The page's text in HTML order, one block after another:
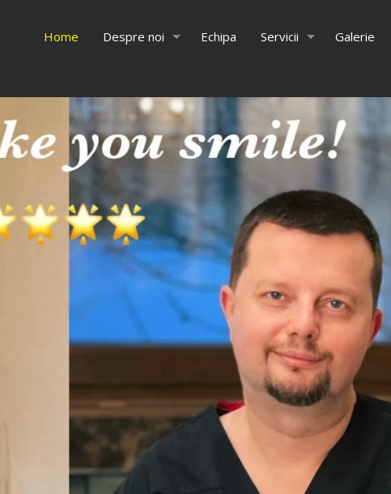
Home Despre noi Echipa Servicii Galerie